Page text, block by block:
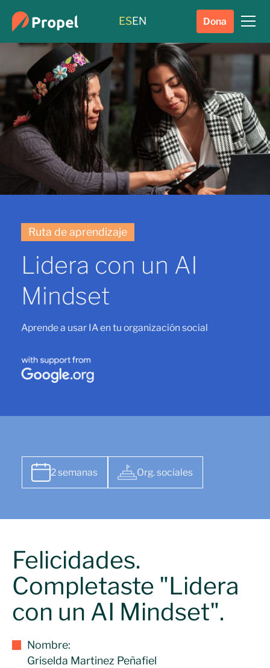
ESEN Dona
Ruta de aprendizaje
Lidera con un AI
Mindset
Aprende a usar IA en tu organización social
2 semanas Org. sociales
Felicidades.
Completaste "Lidera
con un AI Mindset".
Nombre:
Griselda Martinez Peñafiel